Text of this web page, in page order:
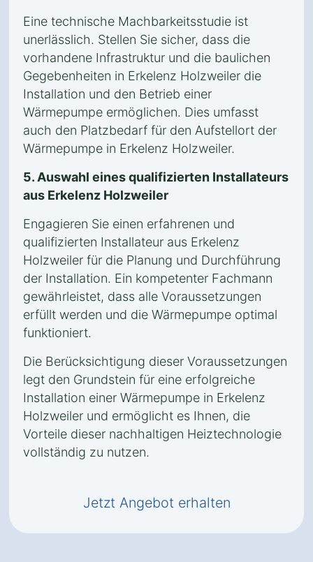
Eine technische Machbarkeitsstudie ist
unerlässlich. Stellen Sie sicher, dass die
vorhandene Infrastruktur und die baulichen
Gegebenheiten in Erkelenz Holzweiler die
Installation und den Betrieb einer
Wärmepumpe ermöglichen. Dies umfasst
auch den Platzbedarf für den Aufstellort der
Wärmepumpe in Erkelenz Holzweiler.
5. Auswahl eines qualifizierten Installateurs
aus Erkelenz Holzweiler
Engagieren Sie einen erfahrenen und
qualifizierten Installateur aus Erkelenz
Holzweiler für die Planung und Durchführung
der Installation. Ein kompetenter Fachmann
gewährleistet, dass alle Voraussetzungen
erfüllt werden und die Wärmepumpe optimal
funktioniert.
Die Berücksichtigung dieser Voraussetzungen
legt den Grundstein für eine erfolgreiche
Installation einer Wärmepumpe in Erkelenz
Holzweiler und ermöglicht es Ihnen, die
Vorteile dieser nachhaltigen Heiztechnologie
vollständig zu nutzen.
Jetzt Angebot erhalten